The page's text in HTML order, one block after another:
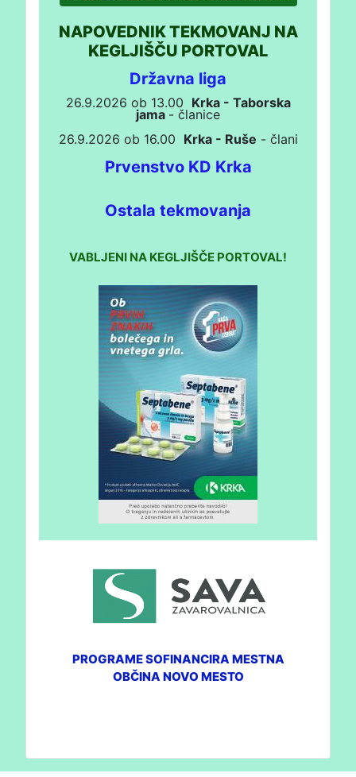
NAPOVEDNIK TEKMOVANJ NA
KEGLJIŠČU PORTOVAL
Državna liga
26.9.2026 ob 13.00 Krka - Taborska
jama - članice
26.9.2026 ob 16.00 Krka - Ruše - člani
Prvenstvo KD Krka
Ostala tekmovanja
VABLJENI NA KEGLJIŠČE PORTOVAL!
PROGRAME SOFINANCIRA MESTNA
OBČINA NOVO MESTO